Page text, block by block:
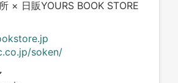
× 日販YOURS BOOK STORE
soken/